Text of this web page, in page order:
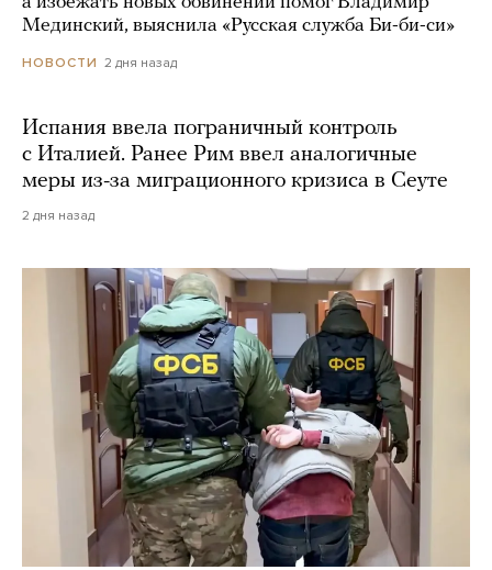
Мединский, выяснила «Русская служба Би-би-си»
НОВОСТИ 2 дня назад
Испания ввела пограничный контроль
с Италией. Ранее Рим ввел аналогичные
меры из-за миграционного кризиса в Сеуте
2 дня назад